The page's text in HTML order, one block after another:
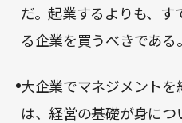
だ。起業するよりも、す
る企業を買うべきである。
大企業でマネジメント
は、経営の基礎が身につ